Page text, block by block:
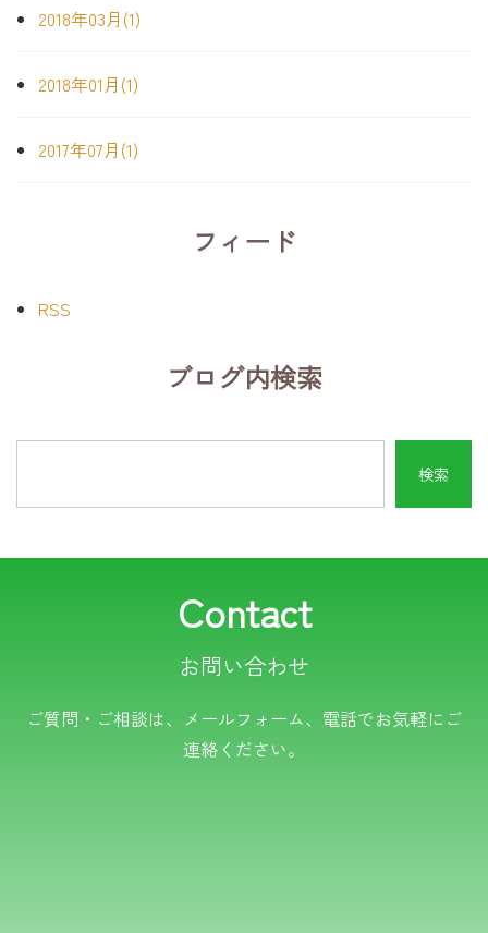
2018年03月(1)
2018年01月(1)
2017年07月(1)
フィード
RSS
ブログ内検索
Contact
お問い合わせ
ご質問・ご相談は、メールフォーム、電話でお気軽にご
連絡ください。
電話でのお問い合わせ